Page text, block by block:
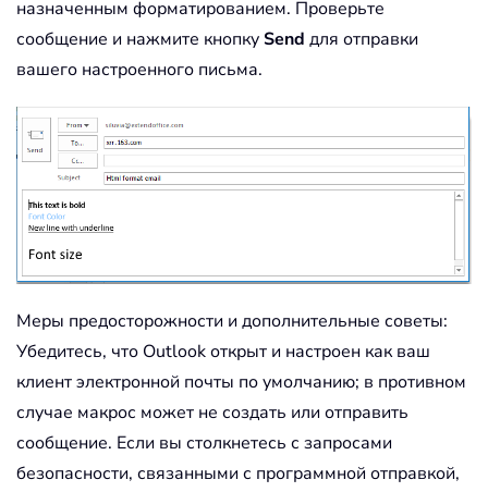
назначенным форматированием. Проверьте
сообщение и нажмите кнопкуSend для отправки
вашего настроенного письма.
Меры предосторожности и дополнительные советы:
Убедитесь, что Outlook открыт и настроен как ваш
клиент электронной почты по умолчанию; в противном
случае макрос может не создать или отправить
сообщение. Если вы столкнетесь с запросами
безопасности, связанными с программной отправкой,